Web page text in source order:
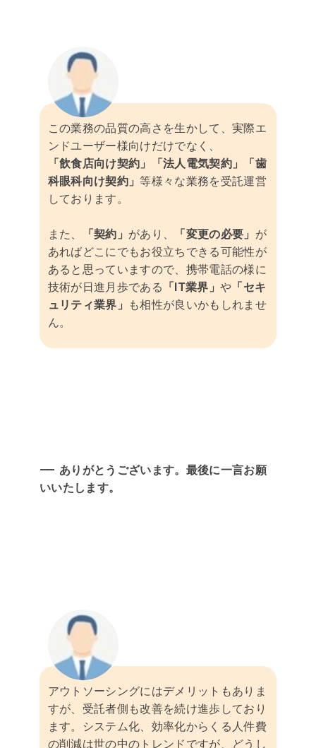
この業務の品質の高さを生かして、実際エ
ンドユーザー様向けだけでなく、
「飲食店向け契約」「法人電気契約」「歯
科眼科向け契約」等様々な業務を受託運営
しております。
また、 「契約」 があり、 「変更の必要」 が
あればどこにでもお役立ちできる可能性が
あると思っていますので、携帯電話の様に
技術が日進月歩である 「IT業界」 や 「セキ
ュリティ業界」
も相性が良いかもしれませ
ん。
ありがとうございます。最後に一言お願
いいたします。
アウトソーシングにはデメリットもありま
すが、受託者側も改善を続け進歩しており
ます。システム化、効率化からくる人件費
の削減は世の中のトレンドですが、どうし